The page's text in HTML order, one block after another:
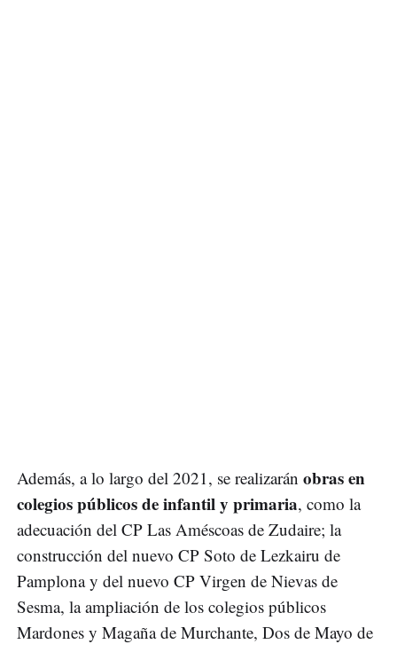
Además, a lo largo del 2021, se realizarán obras en
colegios públicos de infantil y primaria, como la
adecuación del CP Las Améscoas de Zudaire; la
construcción del nuevo CP Soto de Lezkairu de
Pamplona y del nuevo CP Virgen de Nievas de
Sesma, la ampliación de los colegios públicos
Mardones y Magaña de Murchante, Dos de Mayo de